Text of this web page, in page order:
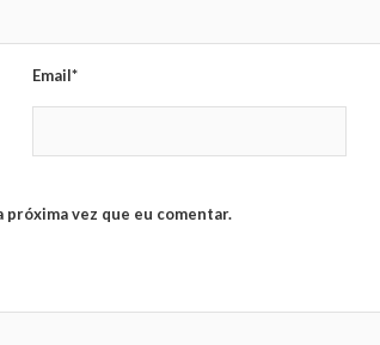
Email*
próxima vez que eu comentar.